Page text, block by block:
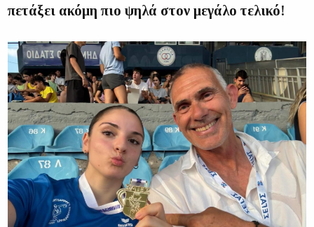
πετάξει ακόμη πιο ψηλά στον μεγάλο τελικό!